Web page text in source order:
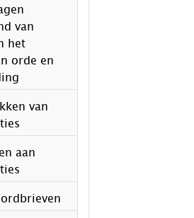
van
het
orde en
van
aan